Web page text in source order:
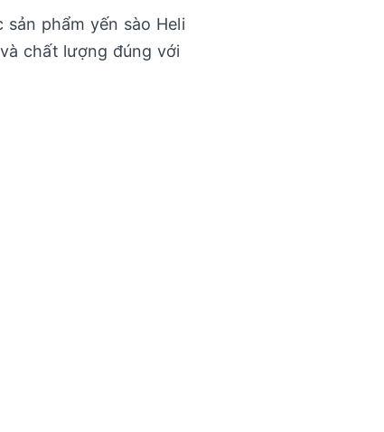
phẩm yến sào Heli
chất lượng đúng với